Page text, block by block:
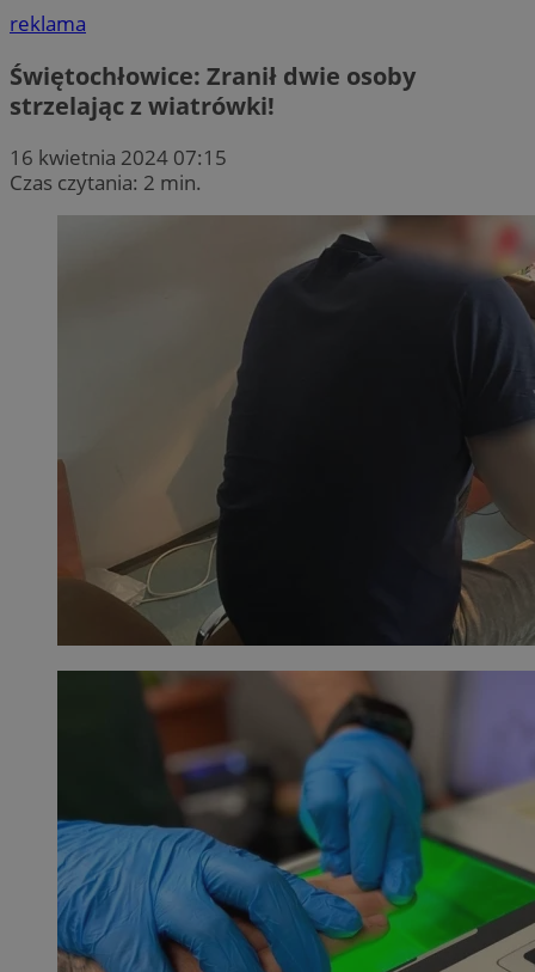
reklama
Świętochłowice: Zranił dwie osoby
strzelając z wiatrówki!
16 kwietnia 2024 07:15
Czas czytania: 2 min.